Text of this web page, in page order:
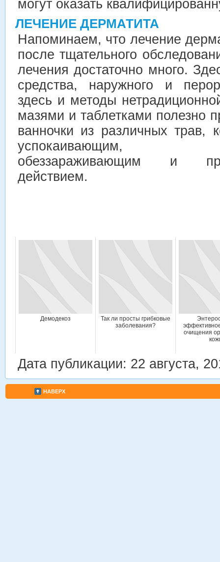
могут оказать
ЛЕЧЕНИЕ ДЕРМАТИТА
Напоминаем, что лечение
после тщательного
лечения достаточно много.
средства, наружного и
здесь и методы
мазями и таблетками полезно
ванночки из различных трав,
успокаивающим,
обеззараживающим и
действием.
Демодекоз
Так ли просты грибковые
заболевания?
очищения
Дата публикации: 22 августа,
НАВЕРХ